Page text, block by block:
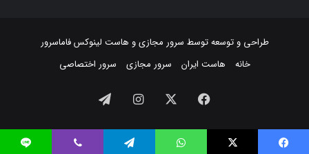
طراحی و توسعه توسط سرور مجازیو هاست لینوکسفاماسرور
خانه
هاست ایران سرور مجازی سرور اختصاصی
فیسبوک ایکس اینستاگرام